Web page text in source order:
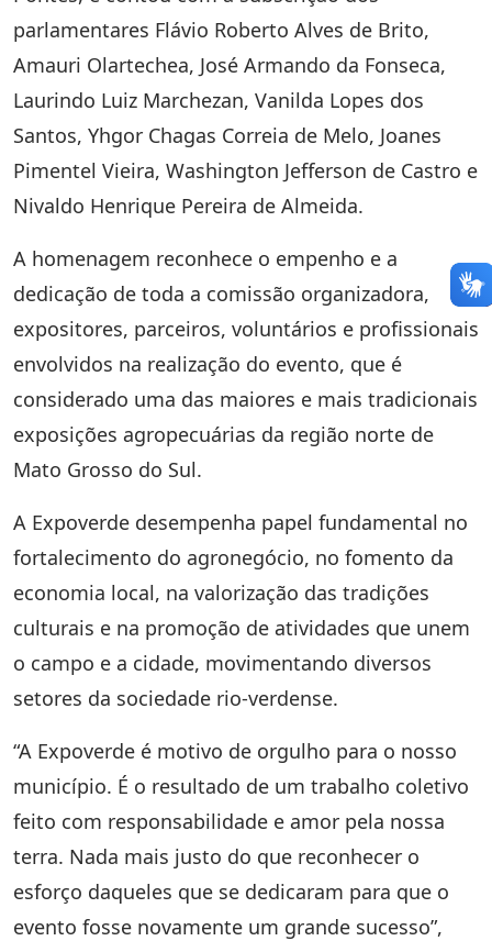
parlamentares Flávio Roberto Alves de Brito,
Amauri Olartechea, José Armando da Fonseca,
Laurindo Luiz Marchezan, Vanilda Lopes dos
Santos, Yhgor Chagas Correia de Melo, Joanes
Pimentel Vieira, Washington Jefferson de Castro e
Nivaldo Henrique Pereira de Almeida.
A homenagem reconhece o empenho e a
dedicação de toda a comissão organizadora,
expositores, parceiros, voluntários e profissionais
envolvidos na realização do evento, que é
considerado uma das maiores e mais tradicionais
exposições agropecuárias da região norte de
Mato Grosso do Sul.
A Expoverde desempenha papel fundamental no
fortalecimento do agronegócio, no fomento da
economia local, na valorização das tradições
culturais e na promoção de atividades que unem
o campo e a cidade, movimentando diversos
setores da sociedade rio-verdense.
“A Expoverde é motivo de orgulho para o nosso
município. É o resultado de um trabalho coletivo
feito com responsabilidade e amor pela nossa
terra. Nada mais justo do que reconhecer o
esforço daqueles que se dedicaram para que o
evento fosse novamente um grande sucesso”,